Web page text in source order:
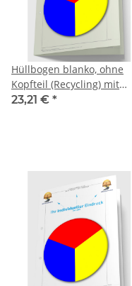
Hüllbogen blanko, ohne
Kopfteil (Recycling) mit
Eindruck-Farbe, 1 Pack zu
23,21 € *